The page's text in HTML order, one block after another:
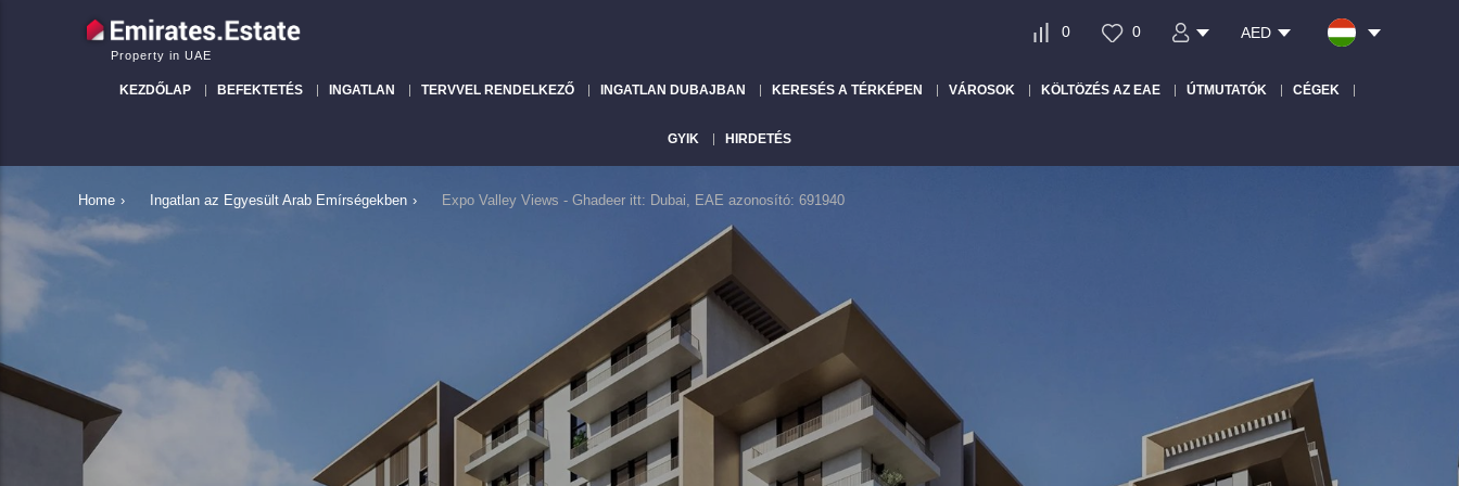
Property in UAE
0 0 AED
KEZDŐLAP BEFEKTETÉS INGATLAN TERVVEL RENDELKEZŐ INGATLAN DUBAJBAN KERESÉS A TÉRKÉPEN VÁROSOK KÖLTÖZÉS AZ EAE ÚTMUTATÓK CÉGEK
GYIK HIRDETÉS
Home › Ingatlan az Egyesült Arab Emírségekben › Expo Valley Views - Ghadeer itt: Dubai, EAE azonosító: 691940